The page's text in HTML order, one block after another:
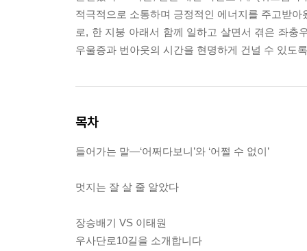
적극적으로 소통하며 긍정적인 에너지를 주고받
로, 한 지붕 아래서 함께 일하고 살면서 겪은 좌충
우울증과 번아웃의 시간을 현명하게 건널 수 있도
목차
들어가는 말―‘어쩌다보니’와 ‘어쩔 수 없이’
멋지는 잘 살 줄 알았다
장승배기 VS 이태원
우사단로10길을 소개합니다